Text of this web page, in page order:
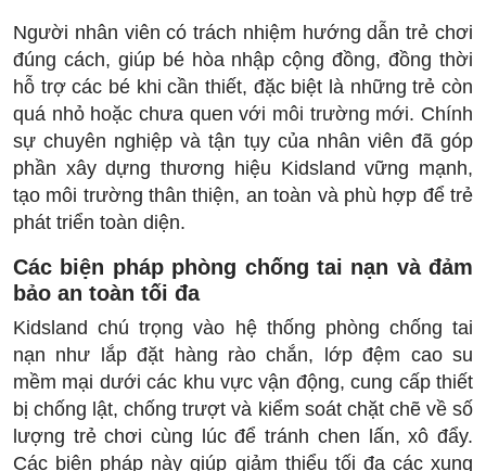
Người nhân viên có trách nhiệm hướng dẫn trẻ chơi
đúng cách, giúp bé hòa nhập cộng đồng, đồng thời
hỗ trợ các bé khi cần thiết, đặc biệt là những trẻ còn
quá nhỏ hoặc chưa quen với môi trường mới. Chính
sự chuyên nghiệp và tận tụy của nhân viên đã góp
phần xây dựng thương hiệu Kidsland vững mạnh,
tạo môi trường thân thiện, an toàn và phù hợp để trẻ
phát triển toàn diện.
Các biện pháp phòng chống tai nạn và đảm
bảo an toàn tối đa
Kidsland chú trọng vào hệ thống phòng chống tai
nạn như lắp đặt hàng rào chắn, lớp đệm cao su
mềm mại dưới các khu vực vận động, cung cấp thiết
bị chống lật, chống trượt và kiểm soát chặt chẽ về số
lượng trẻ chơi cùng lúc để tránh chen lấn, xô đẩy.
Các biện pháp này giúp giảm thiểu tối đa các xung